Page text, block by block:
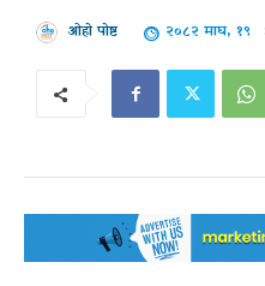
ओहो पोष्ट २०८२ माघ, १९